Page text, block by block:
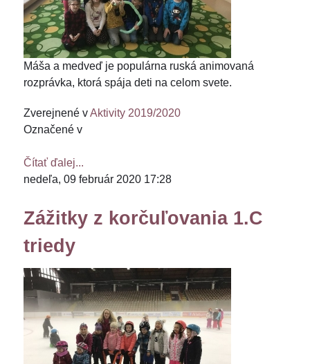
Máša a medveď je populárna ruská animovaná
rozprávka, ktorá spája deti na celom svete.
Zverejnené vAktivity 2019/2020
Označené v
Čítať ďalej...
nedeľa, 09 február 2020 17:28
Zážitky z korčuľovania 1.C
triedy